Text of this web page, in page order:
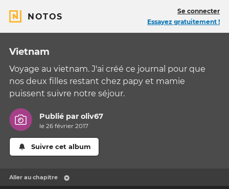
NOTOS
Se connecter
Essayez gratuitement !
Vietnam
Voyage au vietnam. J'ai créé ce journal pour que
nos deux filles restant chez papy et mamie
puissent suivre notre séjour.
Publié paroliv67
le 26 février 2017
Suivre cet album
Aller au chapitre